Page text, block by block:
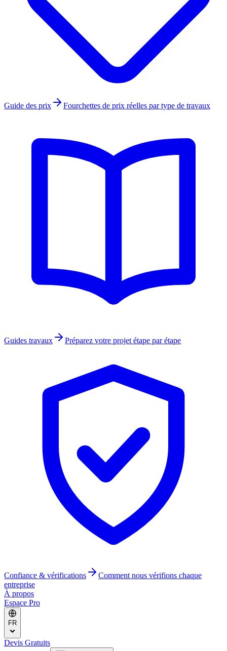
Guide des prix Fourchettes de prix réelles par type de travaux
Guides travaux Préparez votre projet étape par étape
Confiance & vérifications
Comment nous vérifions chaque
entreprise
À propos
Espace Pro
FR
Devis Gratuits